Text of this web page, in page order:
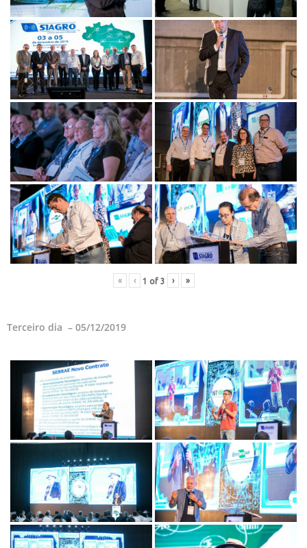
« ‹ 1 of 3 › »
Terceiro dia – 05/12/2019